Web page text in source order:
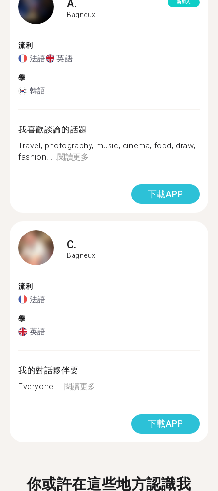
A.
Bagneux
新加入
流利
法語 英語
學
韓語
我喜歡談論的話題
Travel, photography, music, cinema, food, draw,
fashion. ...閱讀更多
下載APP
C.
Bagneux
流利
法語
學
英語
我的對話夥伴要
Everyone :...閱讀更多
下載APP
你或許在這些地方認識我